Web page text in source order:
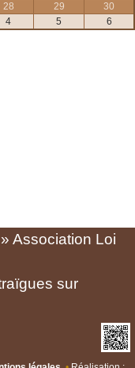
28 29
30
4 5 6
» Association Loi
sur